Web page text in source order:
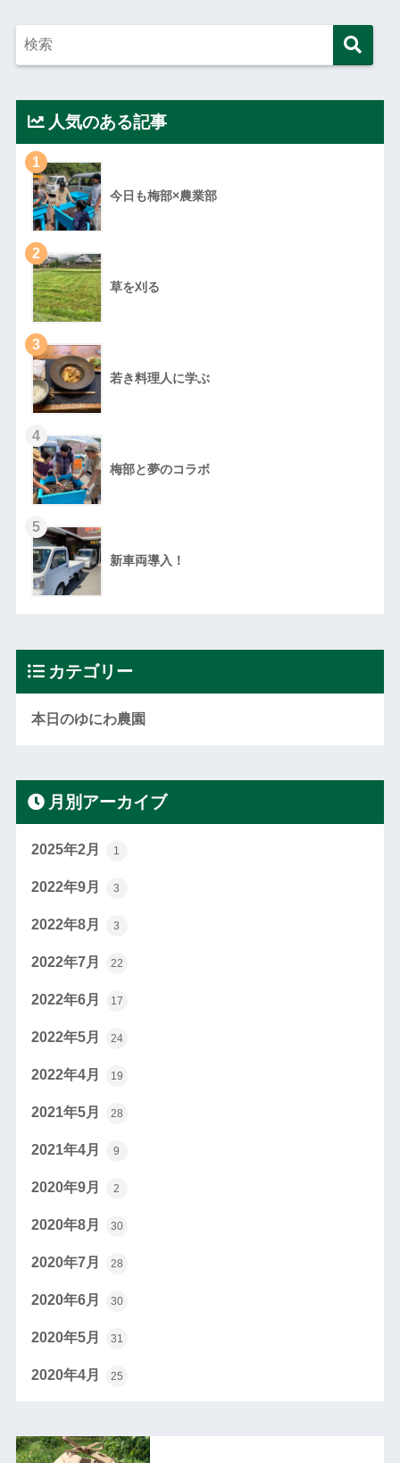
人気のある記事
1
今日も梅部×農業部
2
草を刈る
3
若き料理人に学ぶ
4
梅部と夢のコラボ
5
新車両導入！
カテゴリー
本日のゆにわ農園
月別アーカイブ
2025年2月 1
2022年9月 3
2022年8月 3
2022年7月 22
2022年6月 17
2022年5月 24
2022年4月 19
2021年5月 28
2021年4月 9
2020年9月 2
2020年8月 30
2020年7月 28
2020年6月 30
2020年5月 31
2020年4月 25